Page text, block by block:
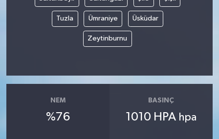
Tuzla Ümraniye Üsküdar
Zeytinburnu
NEM
%76
BASINÇ
1010 HPA hpa